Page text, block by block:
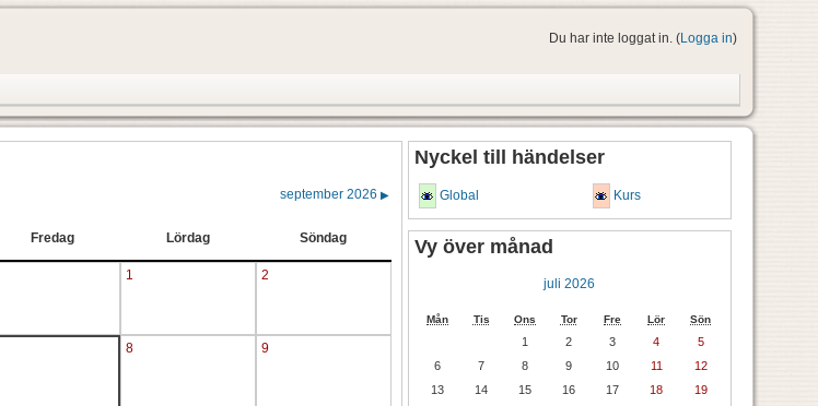
Du har inte loggat in. (Logga in)
september 2026▶
Fredag Lördag Söndag
1 2
8 9
Nyckel till händelser
Global Kurs
Vy över månad
juli 2026
Mån Tis Ons Tor Fre Lör Sön
1 2 3 4
5
6
7 8 9 10 11
12
13
14 15 16 17 18
19